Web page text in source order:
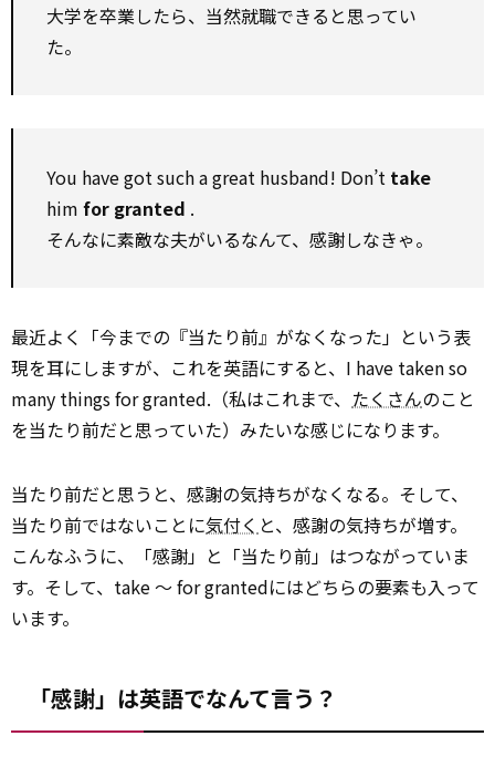
大学を卒業したら、当然就職できると思ってい
た。
You have got such a great husband! Don’t take
him for granted .
そんなに素敵な夫がいるなんて、感謝しなきゃ。
最近よく「今までの『当たり前』がなくなった」という表
現を耳にしますが、これを英語にすると、I have taken so
many things for granted.（私はこれまで、 たくさんのこと
を当たり前だと思っていた）みたいな感じになります。
当たり前だと思うと、感謝の気持ちがなくなる。そして、
当たり前ではないことに気付く と、感謝の気持ちが増す。
こんなふうに、「感謝」と「当たり前」はつながっていま
す。そして、take ～ for grantedにはどちらの要素も入って
います。
「感謝」は英語でなんて言う？